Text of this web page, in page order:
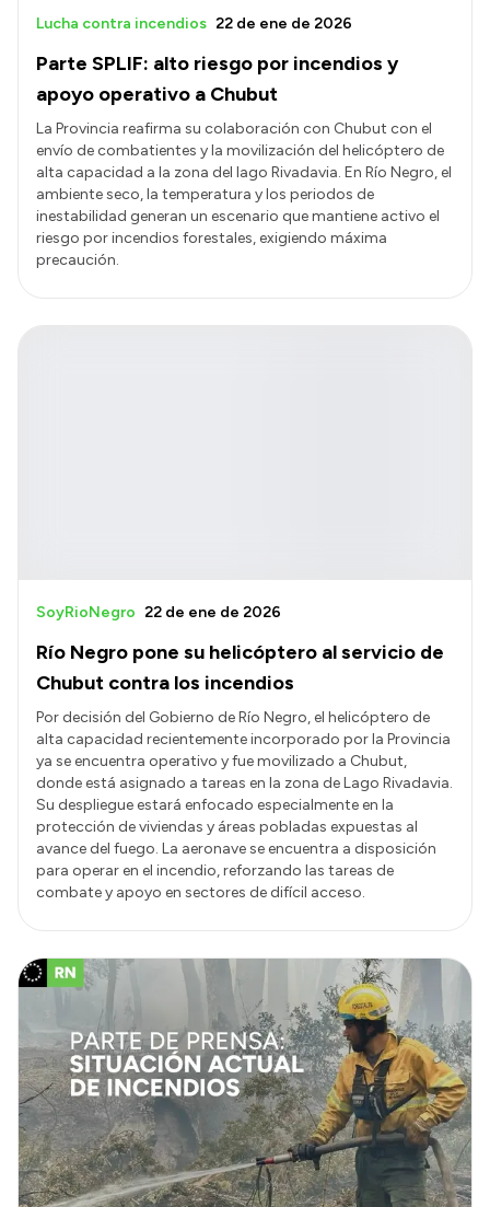
Parte SPLIF: alto riesgo por incendios y
apoyo operativo a Chubut
Lucha contra incendios 22 de ene de 2026
La Provincia reafirma su colaboración con Chubut con el
envío de combatientes y la movilización del helicóptero de
alta capacidad a la zona del lago Rivadavia. En Río Negro, el
ambiente seco, la temperatura y los periodos de
inestabilidad generan un escenario que mantiene activo el
riesgo por incendios forestales, exigiendo máxima
precaución.
Río Negro pone su helicóptero al servicio de
Chubut contra los incendios
SoyRioNegro 22 de ene de 2026
Por decisión del Gobierno de Río Negro, el helicóptero de
alta capacidad recientemente incorporado por la Provincia
ya se encuentra operativo y fue movilizado a Chubut,
donde está asignado a tareas en la zona de Lago Rivadavia.
Su despliegue estará enfocado especialmente en la
protección de viviendas y áreas pobladas expuestas al
avance del fuego. La aeronave se encuentra a disposición
para operar en el incendio, reforzando las tareas de
combate y apoyo en sectores de difícil acceso.